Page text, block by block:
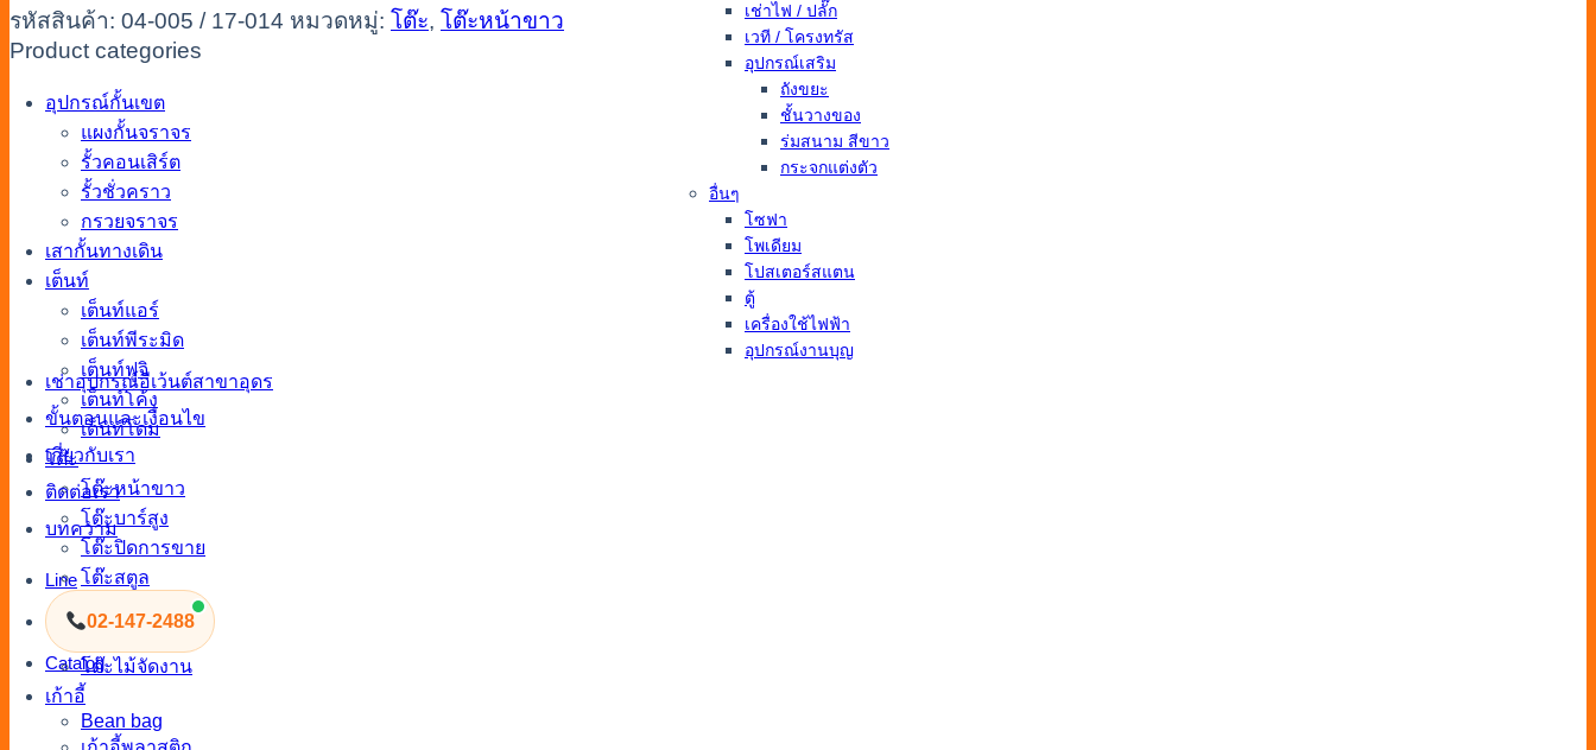
เช่าไฟ / ปลั๊ก
เวที / โครงทรัส
อุปกรณ์เสริม
ถังขยะ
ชั้นวางของ
ร่มสนาม สีขาว
กระจกแต่งตัว
อื่นๆ
โซฟา
โพเดียม
โปสเตอร์สแตน
ตู้
เครื่องใช้ไฟฟ้า
อุปกรณ์งานบุญ
เช่าอุปกรณ์อีเว้นต์สาขาอุดร
ขั้นตอนและเงื่อนไข
เกี่ยวกับเรา
ติดต่อเรา
บทความ
Line
02-147-2488
Catalog
รหัสสินค้า: 04-005 / 17-014 หมวดหมู่: โต๊ะ, โต๊ะหน้าขาว
Product categories
อุปกรณ์กั้นเขต
แผงกั้นจราจร
รั้วคอนเสิร์ต
รั้วชั่วคราว
กรวยจราจร
เสากั้นทางเดิน
เต็นท์
เต็นท์แอร์
เต็นท์พีระมิด
เต็นท์ฟูจิ
เต็นท์โค้ง
เต็นท์โดม
โต๊ะ
โต๊ะหน้าขาว
โต๊ะบาร์สูง
โต๊ะปิดการขาย
โต๊ะสตูล
โต๊ะกลางโซฟา
โต๊ะสนาม
โต๊ะไม้จัดงาน
เก้าอี้
Bean bag